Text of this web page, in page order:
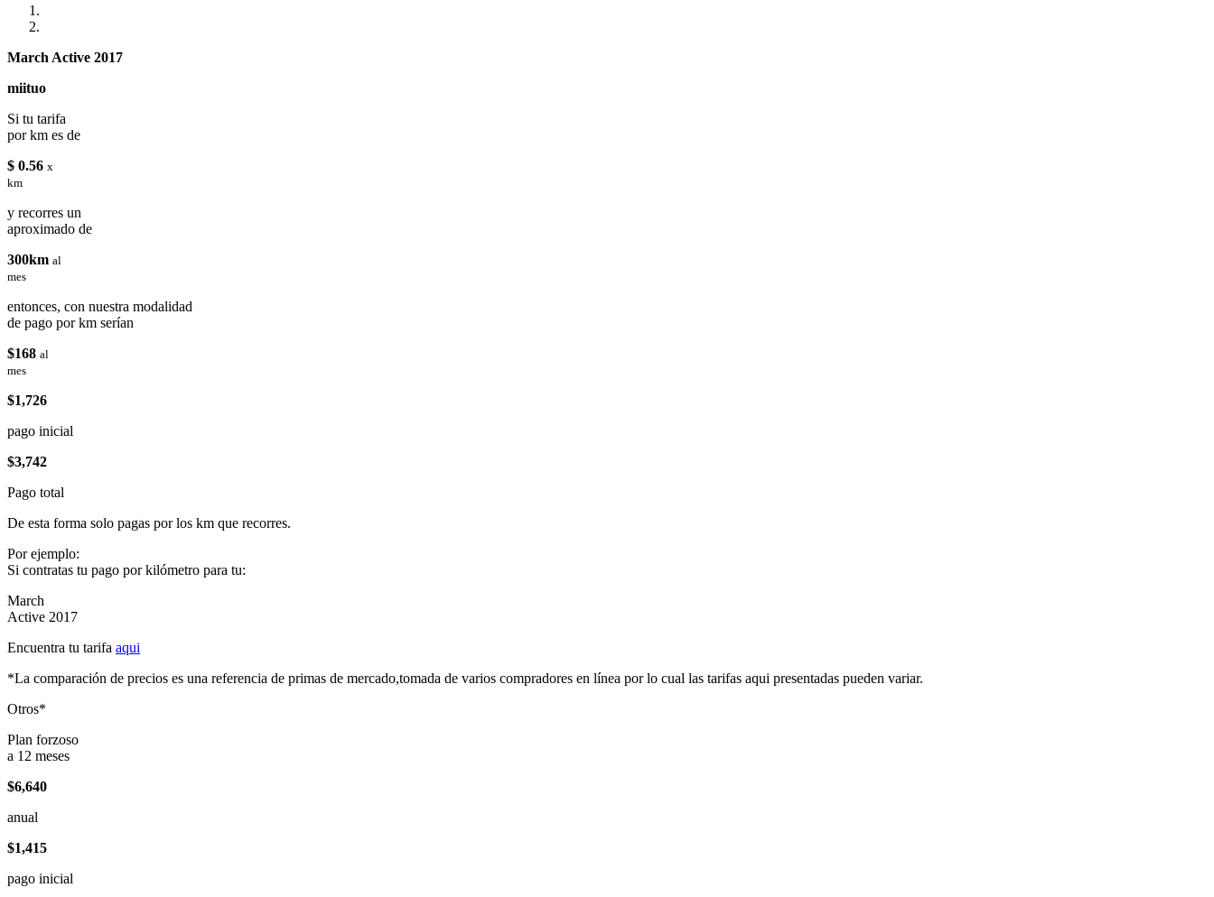
March Active 2017
miituo
Si tu tarifa
por km es de
$ 0.56 x
km
y recorres un
aproximado de
300km al
mes
entonces, con nuestra modalidad
de pago por km serían
$168 al
mes
$1,726
pago inicial
$3,742
Pago total
De esta forma solo pagas por los km que recorres.
Por ejemplo:
Si contratas tu pago por kilómetro para tu:
March
Active 2017
Encuentra tu tarifa aqui
*La comparación de precios es una referencia de primas de mercado,tomada de varios compradores en línea por lo cual las tarifas aqui presentadas pueden variar.
Otros*
Plan forzoso
a 12 meses
$6,640
anual
$1,415
pago inicial